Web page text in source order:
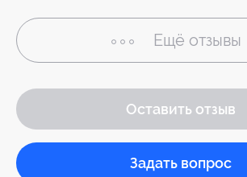
Ещё отзывы
Оставить отзыв
Задать вопрос